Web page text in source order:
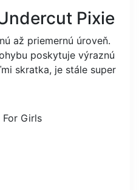
Pixie
až priemernú úroveň.
poskytuje výraznú
skratka, je stále super